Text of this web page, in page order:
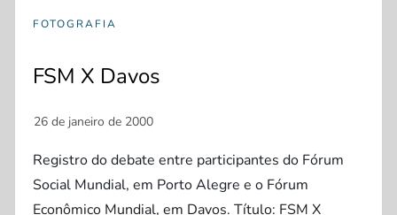
FOTOGRAFIA
FSM X Davos
Registro do debate entre participantes do Fórum
Social Mundial, em Porto Alegre e o Fórum
Econômico Mundial, em Davos. Título: FSM X